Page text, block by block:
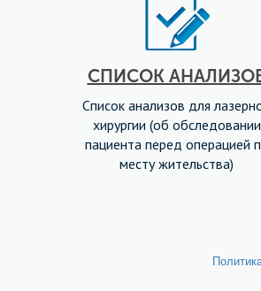
СПИСОК
Список анализов для
хирургии (об обследовании
пациента перед операцией
месту жительства)